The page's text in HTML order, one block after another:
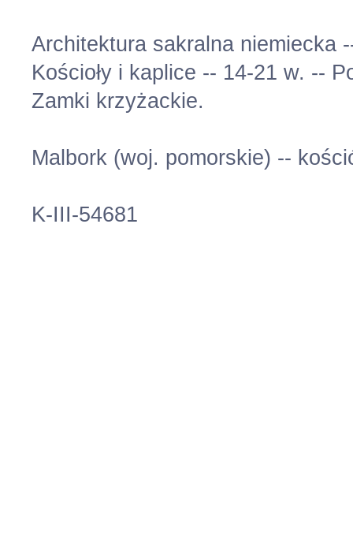
Architektura sakralna
Kościoły i kaplice -- 14-21 w.
Zamki krzyżackie.
Malbork (woj. pomorskie) --
K-III-54681